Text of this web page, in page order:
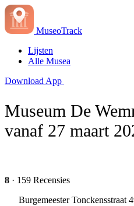
MuseoTrack
Lijsten
Alle Musea
Download App
Museum De
vanaf 27 maart
8 · 159 Recensies
Burgemeester Tonckensstraat